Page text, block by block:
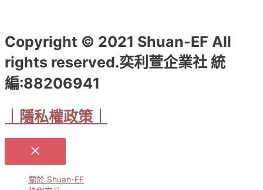
Copyright © 2021 Shuan-EF All
rights reserved.奕利萱企業社 統
編:88206941
｜隱私權政策｜
關於 Shuan-EF